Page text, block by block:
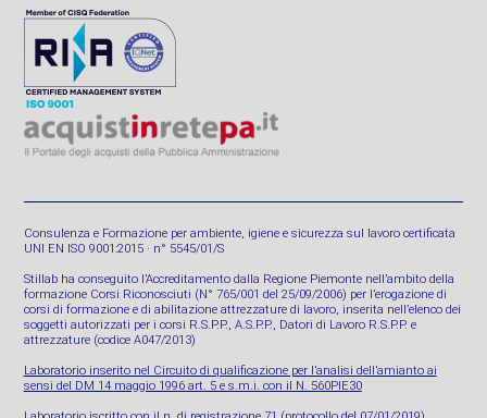
Consulenza e Formazione per ambiente, igiene e sicurezza sul lavoro certificata
UNI EN ISO 9001:2015 · n° 5545/01/S
Stillab ha conseguito l’Accreditamento dalla Regione Piemonte nell’ambito della
formazione Corsi Riconosciuti (N° 765/001 del 25/09/2006) per l’erogazione di
corsi di formazione e di abilitazione attrezzature di lavoro, inserita nell’elenco dei
soggetti autorizzati per i corsi R.S.P.P., A.S.P.P., Datori di Lavoro R.S.P.P. e
attrezzature (codice A047/2013)
Laboratorio inserito nel Circuito di qualificazione per l’analisi dell’amianto ai
sensi del DM 14 maggio 1996 art. 5 e s.m.i. con il N. 560PIE30